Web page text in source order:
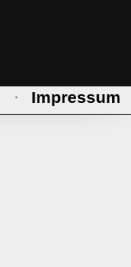
· Impressum